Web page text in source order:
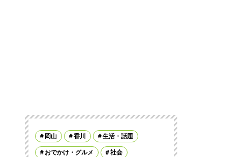
岡山 香川 生活・話題
おでかけ・グルメ 社会